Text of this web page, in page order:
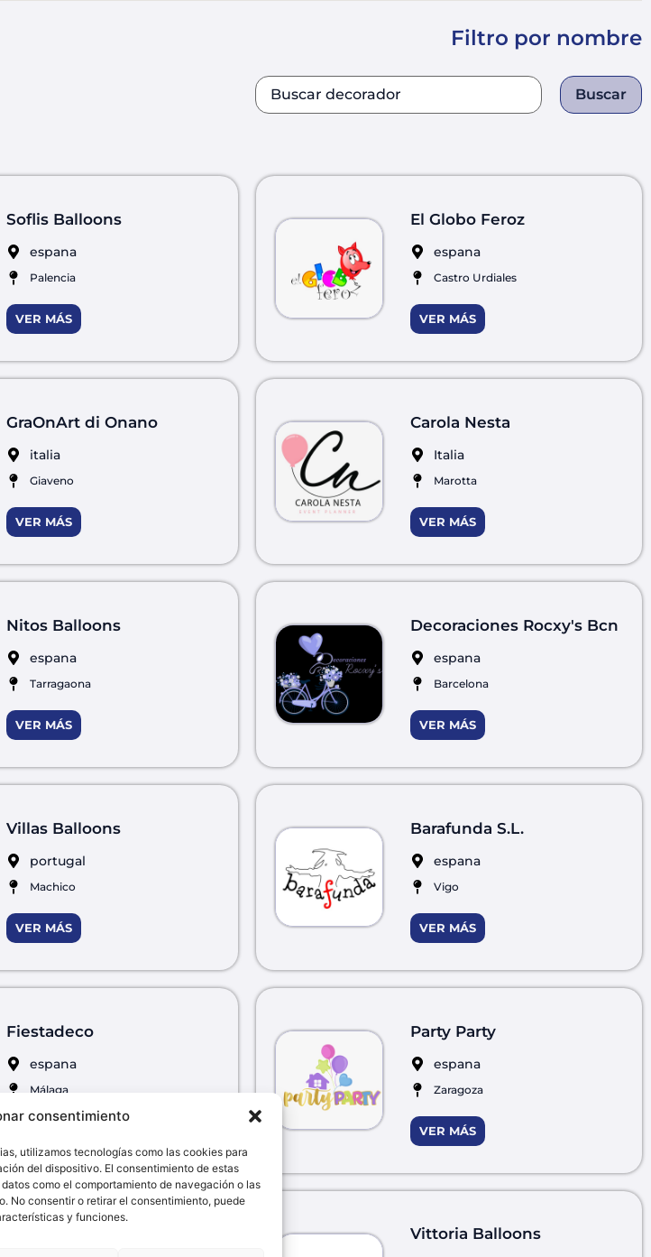
consentimiento
utilizamos tecnologías como las cookies para
del dispositivo. El consentimiento de estas
como el comportamiento de navegación o las
No consentir o retirar el consentimiento, puede
y funciones.
Filtro por nombre
Buscar
Soflis Balloons
espana
Palencia
VER MÁS
El Globo Feroz
espana
Castro Urdiales
VER MÁS
GraOnArt di Onano
italia
Giaveno
VER MÁS
Carola Nesta
Italia
Marotta
VER MÁS
Nitos Balloons
espana
Tarragaona
VER MÁS
Decoraciones Rocxy's Bcn
espana
Barcelona
VER MÁS
Villas Balloons
portugal
Machico
VER MÁS
Barafunda S.L.
espana
Vigo
VER MÁS
Fiestadeco
espana
Málaga
Party Party
espana
Zaragoza
VER MÁS
Vittoria Balloons